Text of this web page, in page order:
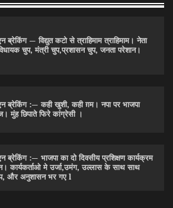
ब्रेकिंग — विद्युत कटो से त्राहिमाम त्राहिमाम। नेता
चुप, मंत्री चुप,प्रशासन चुप, जनता परेशान।
ब्रेकिंग :— कही खुशी, कही ग़म। नपा पर भाजपा
मुंह छिपाते फिरे कांग्रेसी ।
ब्रेकिंग :— भाजपा का दो दिवसीय प्रशिक्षण कार्यक्रम
कार्यकर्ताओ मे उर्जा,उमंग, उल्लास के साथ साथ
और अनुशासन भर गए l